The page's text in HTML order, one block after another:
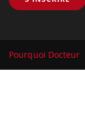
Pourquoi Docteur